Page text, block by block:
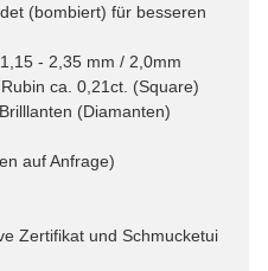
(bombiert) für besseren
- 2,35 mm / 2,0mm
ca. 0,21ct. (Square)
(Diamanten)
auf Anfrage)
Zertifikat und Schmucketui